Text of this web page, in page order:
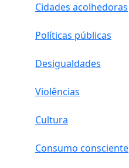
Cidades acolhedoras
Políticas públicas
Desigualdades
Violências
Cultura
Consumo consciente